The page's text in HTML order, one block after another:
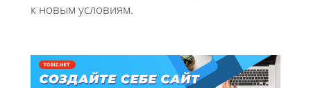
к новым условиям.